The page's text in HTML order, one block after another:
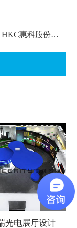
下一篇：HKC惠科股份展厅设计
500㎡
光电展厅设计